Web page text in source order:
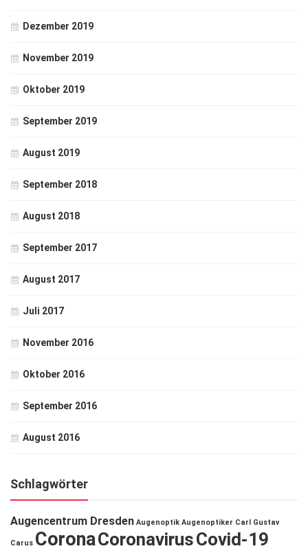
Dezember 2019
November 2019
Oktober 2019
September 2019
August 2019
September 2018
August 2018
September 2017
August 2017
Juli 2017
November 2016
Oktober 2016
September 2016
August 2016
Schlagwörter
Augencentrum Dresden Augenoptik Augenoptiker Carl Gustav
Carus CoronaCoronavirusCovid-19